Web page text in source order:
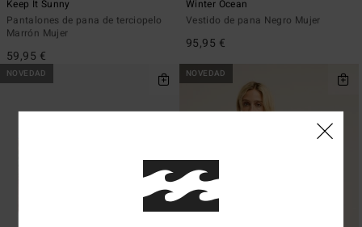
Keep It Sunny
Pantalones de pana de terciopelo
Marrón Mujer
59,95 €
Winter Ocean
Vestido de pana Negro Mujer
95,95 €
NOVEDAD NOVEDAD